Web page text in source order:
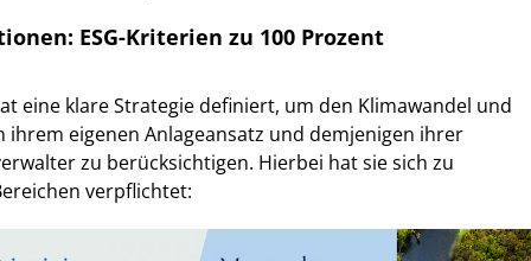
ESG-Kriterien zu 100 Prozent
eine klare Strategie definiert, um den Klimawandel und
ihrem eigenen Anlageansatz und demjenigen ihrer
zu berücksichtigen. Hierbei hat sie sich zu
verpflichtet: